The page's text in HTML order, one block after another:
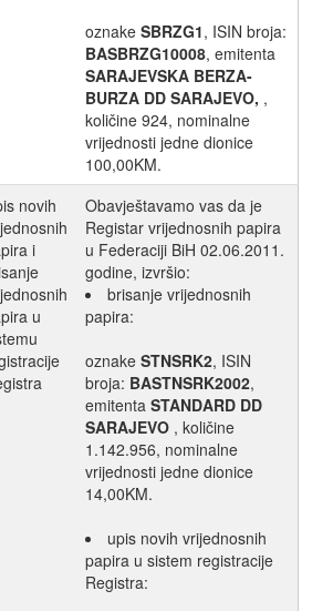
oznake SBRZG1, ISIN broja:
BASBRZG10008, emitenta
SARAJEVSKA BERZA-
BURZA DD SARAJEVO, ,
količine 924, nominalne
vrijednosti jedne dionice
100,00KM.
novih
i
u
Obavještavamo vas da je
Registar vrijednosnih papira
u Federaciji BiH 02.06.2011.
godine, izvršio:
brisanje vrijednosnih
papira:
oznake STNSRK2, ISIN
broja: BASTNSRK2002,
emitenta STANDARD DD
SARAJEVO , količine
1.142.956, nominalne
vrijednosti jedne dionice
14,00KM.
upis novih vrijednosnih
papira u sistem registracije
Registra: